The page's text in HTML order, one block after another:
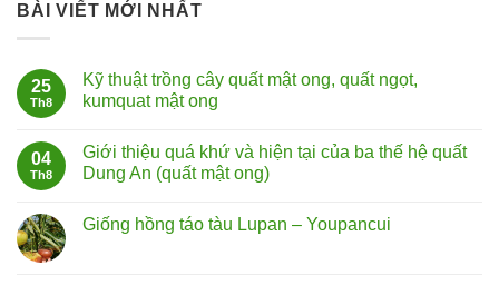
BÀI VIẾT MỚI NHẤT
25
Th8
Kỹ thuật trồng cây quất mật ong, quất ngọt,
kumquat mật ong
04
Th8
Giới thiệu quá khứ và hiện tại của ba thế hệ quất
Dung An (quất mật ong)
Giống hồng táo tàu Lupan – Youpancui